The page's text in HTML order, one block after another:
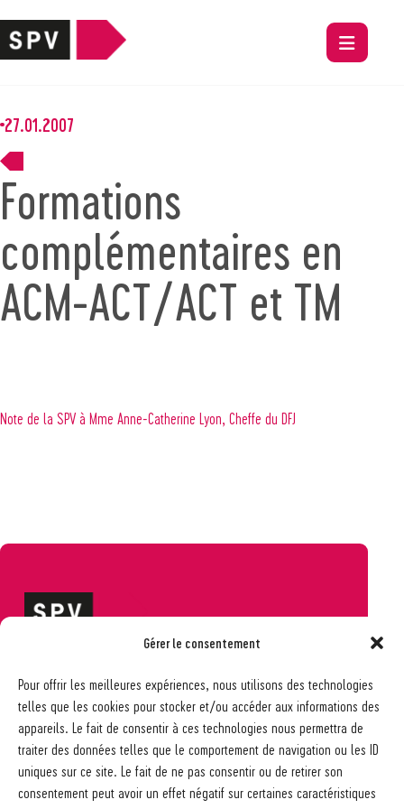
Gérer le consentement
Pour offrir les meilleures expériences, nous utilisons des technologies
telles que les cookies pour stocker et/ou accéder aux informations des
appareils. Le fait de consentir à ces technologies nous permettra de
traiter des données telles que le comportement de navigation ou les ID
uniques sur ce site. Le fait de ne pas consentir ou de retirer son
consentement peut avoir un effet négatif sur certaines caractéristiques
27.01.2007
Formations
complémentaires en
ACM-ACT/ACT et TM
Note de la SPV à Mme Anne-Catherine Lyon, Cheffe du DFJ
Ch. des Allinges 2
1006 Lausanne
021 617 65 59
info@spv-vd.ch
FAQ
Les associations